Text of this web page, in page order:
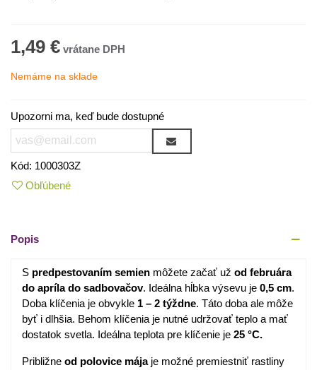
1,49 €
Nemáme na sklade
Upozorni ma, keď bude dostupné
Kód: 1000303Z
Obľúbené
Popis
S predpestovaním semien môžete začať už od februára
do apríla do sadbovačov. Ideálna hĺbka výsevu je 0,5 cm.
Doba klíčenia je obvykle 1 – 2 týždne. Táto doba ale môže
byť i dlhšia. Behom klíčenia je nutné udržovať teplo a mať
dostatok svetla. Ideálna teplota pre klíčenie je 25 °C.
Približne od polovice májaje možné premiestniť rastliny